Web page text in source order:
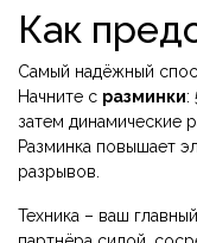
Как
Самый надёжный
Начните с разминки:
затем динамические
Разминка повышает
разрывов.
Техника – ваш